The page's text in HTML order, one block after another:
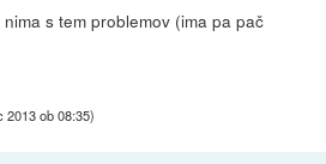
s tem problemov (ima pa pač
2013 ob 08:35)